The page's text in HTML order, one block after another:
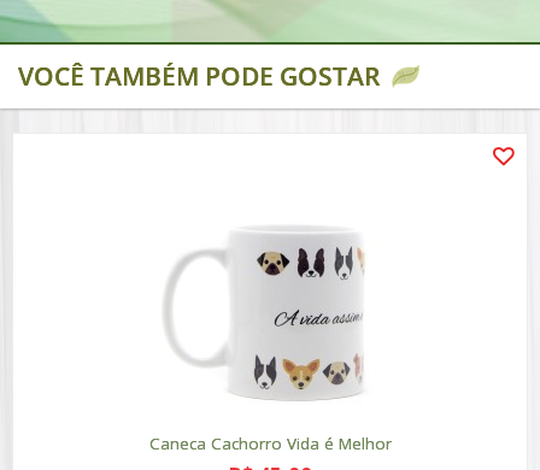
VOCÊ TAMBÉM PODE GOSTAR
Caneca Cachorro Vida é Melhor